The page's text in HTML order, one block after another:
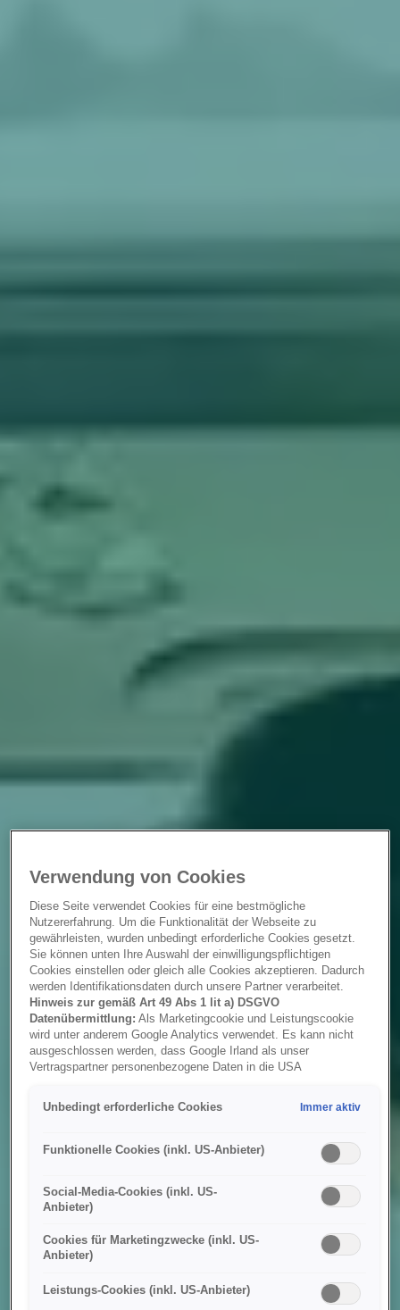
Verwendung von Cookies
Diese Seite verwendet Cookies für eine bestmögliche
Nutzererfahrung. Um die Funktionalität der Webseite zu
gewährleisten, wurden unbedingt erforderliche Cookies gesetzt.
Sie können unten Ihre Auswahl der einwilligungspflichtigen
Cookies einstellen oder gleich alle Cookies akzeptieren. Dadurch
werden Identifikationsdaten durch unsere Partner verarbeitet.
Hinweis zur gemäß Art 49 Abs 1 lit a) DSGVO
Datenübermittlung: Als Marketingcookie und Leistungscookie
wird unter anderem Google Analytics verwendet. Es kann nicht
ausgeschlossen werden, dass Google Irland als unser
Vertragspartner personenbezogene Daten in die USA
besteht kein der Europäischen Union der Sache nach
gleichwertiges Datenschutzniveau und es fehlt an einem
Hieraus können sich für Sie Risiken ergeben, weil Sie Ihre Rechte
als Betroffener in den USA nicht wirksam durchsetzen können, in
ausgeschlossen werden kann, dass aufgrund aktueller Gesetze
US-Sicherheitsbehörden einen Zugriff auf Daten erlangen können,
auf das absolut Notwendige beschränkt sind.
Sollten Sie das
Setzen von Cookies für Marketingzwecke oder
stimmen Sie damit auch gemäß Art 49 Abs 1 lit a) DSGVO
Unbedingt erforderliche Cookies Immer aktiv
Funktionelle Cookies (inkl. US-Anbieter)
Social-Media-Cookies (inkl. US-
Anbieter)
Cookies für Marketingzwecke (inkl. US-
Anbieter)
Leistungs-Cookies (inkl. US-Anbieter)